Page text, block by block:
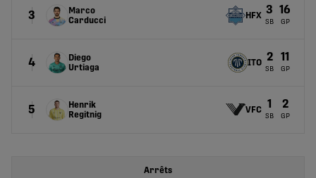
3
Marco
Carducci
HFX 3
SB
16
GP
4
Diego
Urtiaga
ITO 2
SB
11
GP
5
Henrik
Regitnig
VFC 1
SB
2
GP
Arrêts